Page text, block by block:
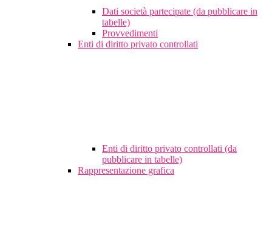
Dati società partecipate (da pubblicare in
tabelle)
Provvedimenti
Enti di diritto privato controllati
Enti di diritto privato controllati (da
pubblicare in tabelle)
Rappresentazione grafica